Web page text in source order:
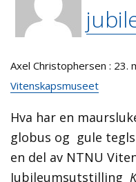
Axel Christophersen : 23.
Vitenskapsmuseet
Hva har en
globus og gule
en del av NTNU
Jubileumsutstilling